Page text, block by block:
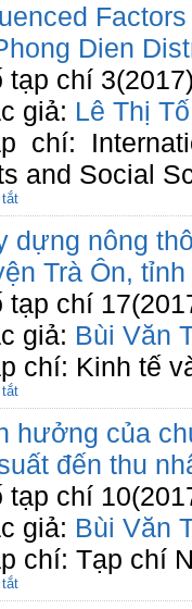
Dien
tạp chí
giả: Lê Thị
chí:
and Social
dựng nông
Trà Ôn,
tạp chí
giả: Bùi Văn
chí: Kinh tế
hưởng của
đến thu
tạp chí
giả: Bùi Văn
chí: Tạp chí